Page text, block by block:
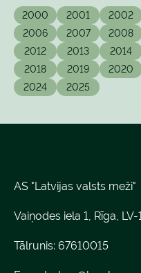
2000 2001 2002
2006
2007 2008
2012
2013 2014
2018
2019 2020
2024
2025
AS "Latvijas valsts meži"
Vaiņodes iela 1, Rīga,
Tālrunis: 67610015